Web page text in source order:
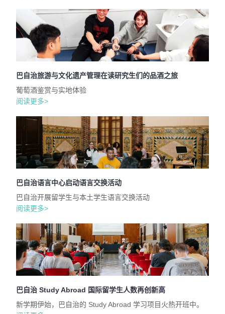
巴自治旅游与文化遗产管理在读研究生们的品酒之旅
葡萄酒鉴赏与实地体验
阅读更多>
巴自治语言中心启动语言交换活动
巴自治开展留学生与本土学生语言交换活动
阅读更多>
巴自治 Study Abroad 国际留学生人数再创新高
新学期伊始，巴自治的 Study Abroad 学习项目火热开班中。